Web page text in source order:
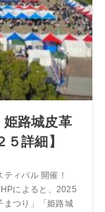
路城皮革
詳細】
ィバル 開催！
によると、2025
まつり」「姫路城